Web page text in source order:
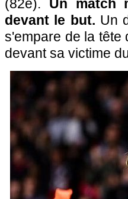
(82e). Un match
devant le but. Un
s'empare de la tête
devant sa victime